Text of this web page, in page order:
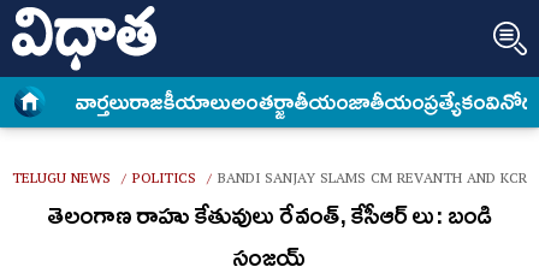
వార్త‌లురాజకీయాలుఅంత‌ర్జాతీయంజాతీయంప్రత్యేకం
TELUGU NEWS / POLITICS / BANDI SANJAY SLAMS CM REVANTH AND
తెలంగాణ రాహు కేతువులు రేవంత్, కేసీఆర్ లు: బండి
సంజయ్